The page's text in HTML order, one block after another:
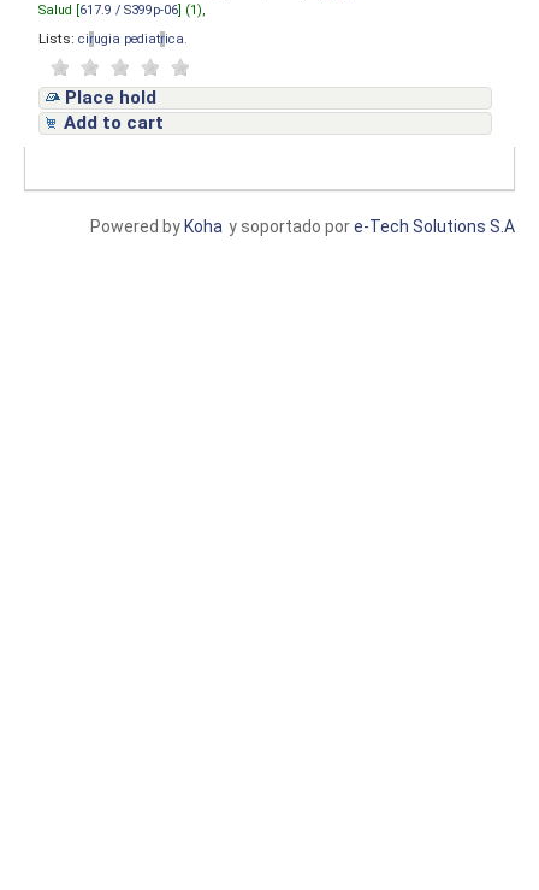
Salud [ 617.9 / S399p-06 ] (1),
Lists: cirugia pediatrica
Place hold
Add to cart
y soportado pore-Tech Solutions S.A
Powered by Koha